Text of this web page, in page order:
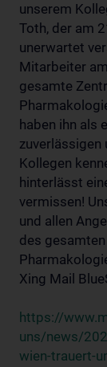
unserem
Toth, der am
unerwartet
Mitarbeiter
gesamte
haben ihn als
Kollegen
hinterlässt
vermissen!
und allen
des
Xing Mail
https://
uns/news/
wien-trauert-